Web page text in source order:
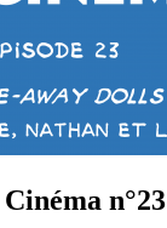
n°23